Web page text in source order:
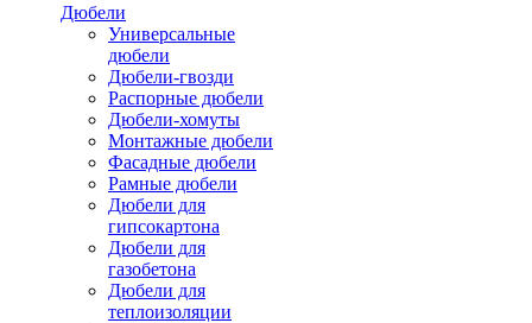
Дюбели
Универсальные
дюбели
Дюбели-гвозди
Распорные дюбели
Дюбели-хомуты
Монтажные дюбели
Фасадные дюбели
Рамные дюбели
Дюбели для
гипсокартона
Дюбели для
газобетона
Дюбели для
теплоизоляции